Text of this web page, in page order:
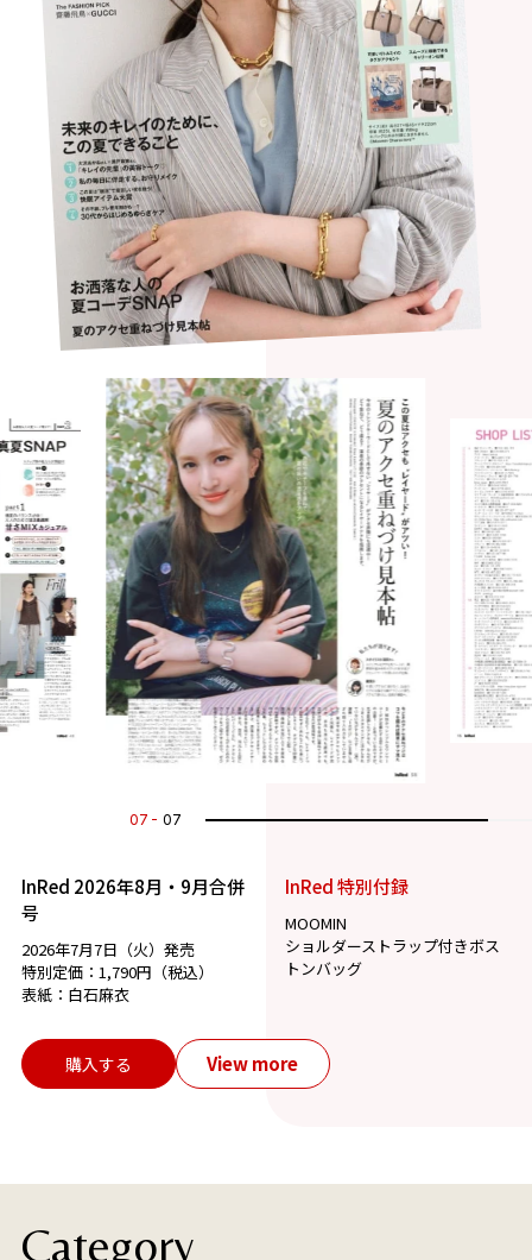
07 07
InRed 2026年8月・9月合併
号
2026年7月7日（火）発売
特別定価：1,790円（税込）
表紙：白石麻衣
InRed 特別付録
MOOMIN
ショルダーストラップ付きボス
トンバッグ
購入する View more
Category